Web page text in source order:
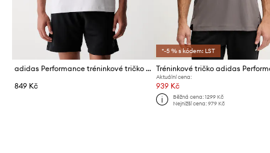
adidas Performance tréninkové tričko pánské s bavlnou Tiro Travel
849 Kč
*-5 % s kódem: LST
Tréninkové tričko adidas
Aktuální cena:
939 Kč
Běžná cena: 1299 Kč
Nejnižší cena: 979 Kč